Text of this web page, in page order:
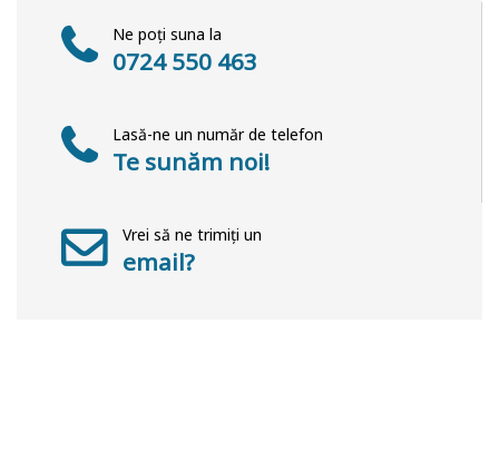
Ne poți suna la
0724 550 463
Lasă-ne un număr de telefon
Te sunăm noi!
Vrei să ne trimiți un
email?